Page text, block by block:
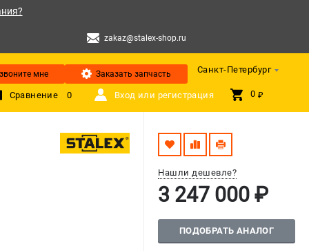
zakaz@stalex-shop.ru
Санкт-Петербург
мне Заказать запчасть
Сравнение 0 Вход или регистрация 0 ₽
Нашли дешевле?
3 247 000 ₽
ПОДОБРАТЬ АНАЛОГ